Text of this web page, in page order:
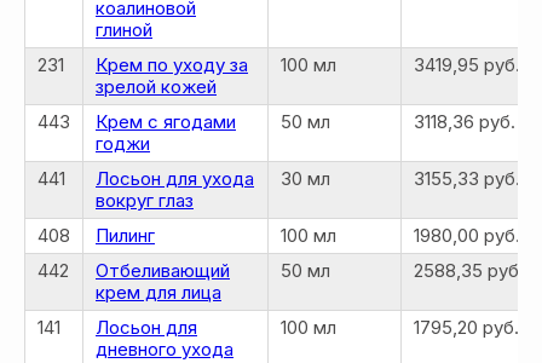
коалиновой
глиной
231
Крем по уходу за
зрелой кожей
100 мл 3419,95 руб.
443
Крем с ягодами
годжи
50 мл 3118,36 руб.
441
Лосьон для ухода
вокруг глаз
30 мл 3155,33 руб.
408 Пилинг 100 мл
1980,00 руб.
442
Отбеливающий
крем для лица
50 мл 2588,35 руб.
141
Лосьон для
дневного ухода
100 мл 1795,20 руб.